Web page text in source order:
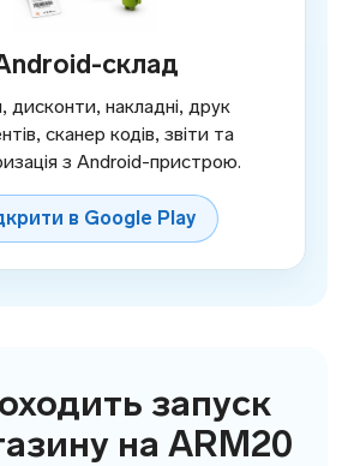
склад
дисконти, накладні, друк
сканер кодів, звіти та
з Android-пристрою.
в Google Play
запуск
на ARM20